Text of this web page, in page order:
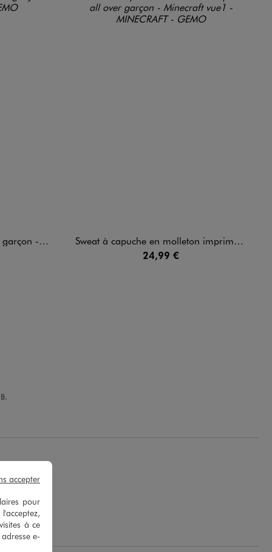
- NBA
Sweat à capuche en molleton imprimé all over garçon - Minecraft
24,99 €
F.
pour
à ce
e-
accepter